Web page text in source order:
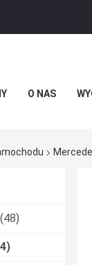
O NAS
(48)